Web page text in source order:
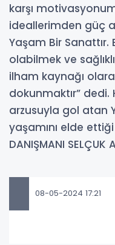
karşı
ideallerimden güç
Yaşam Bir
olabilmek ve
ilham kaynağı
dokunmaktır”
arzusuyla gol atan
yaşamını elde
DANIŞMANI SELÇUK
08-05-2024 17:21